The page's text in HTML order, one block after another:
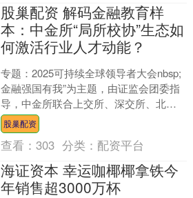
股巢配资 解码金融教育样
本：中金所“局所校协”生态如
何激活行业人才动能？
专题：2025可持续全球领导者大会nbsp;
金融强国有我”为主题，由证监会团委指
导，中金所联合上交所、深交所、北交
所、投服中心、中期协，以及湖南局、
北京局、吉林....
股巢配资
查看：303 分类： 配资平台
海证资本 幸运咖椰椰拿铁今
年销售超3000万杯